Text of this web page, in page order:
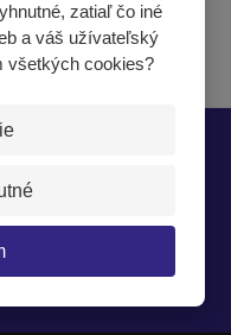
zatiaľ čo iné
a váš užívateľský
všetkých cookies?